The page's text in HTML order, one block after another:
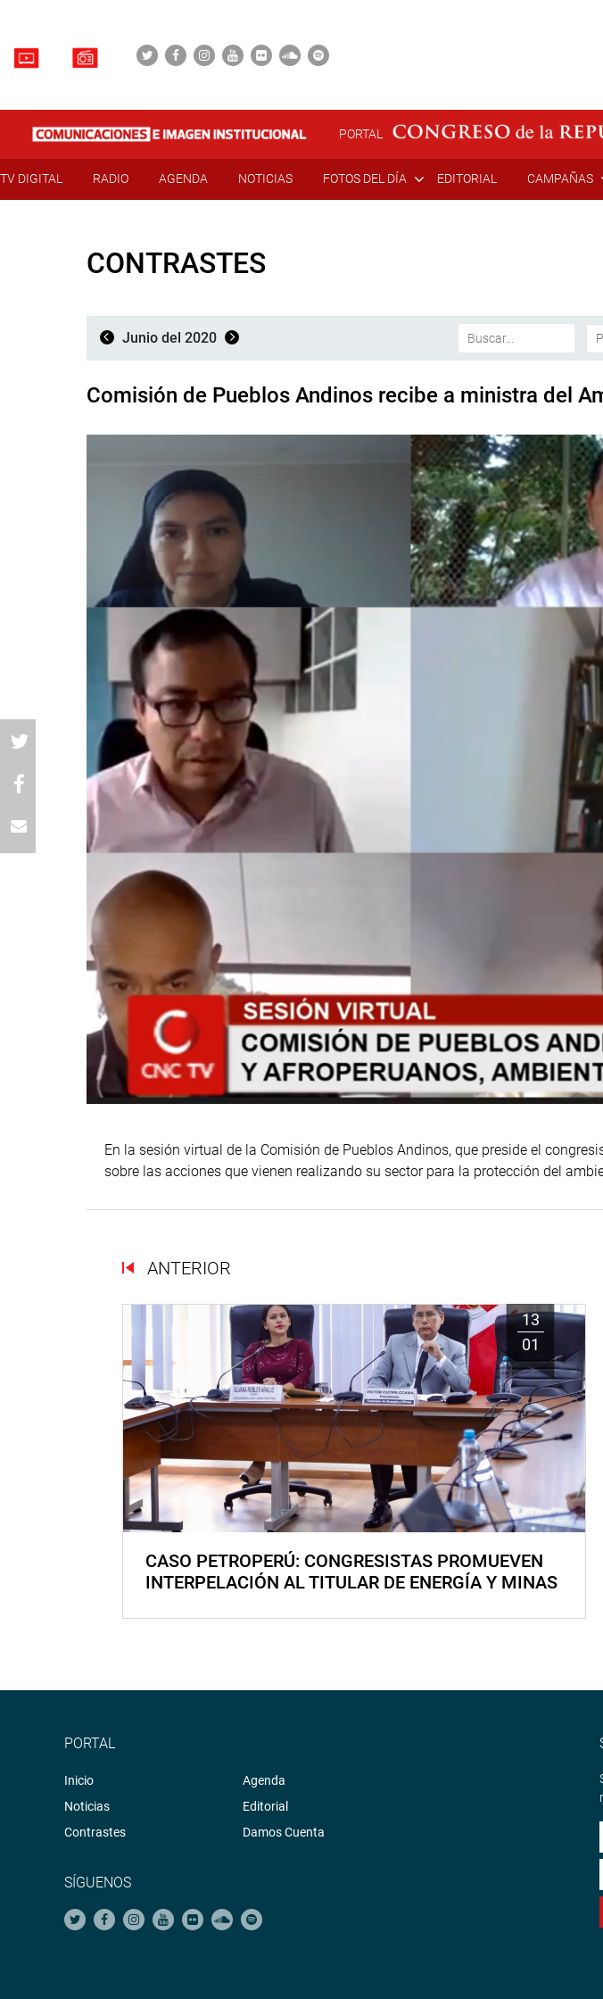
PORTAL
TV DIGITAL RADIO AGENDA NOTICIAS FOTOS DEL DÍA EDITORIAL CAMPAÑAS
CONTRASTES
Junio del 2020
Comisión de Pueblos Andinos recibe a ministra del
En la sesión virtual de la Comisión de Pueblos Andinos, que preside el
sobre las acciones que vienen realizando su sector para la protección del
ANTERIOR
13
01
CASO PETROPERÚ: CONGRESISTAS PROMUEVEN
INTERPELACIÓN AL TITULAR DE ENERGÍA Y MINAS
PORTAL
Inicio
Noticias
Contrastes
Agenda
Editorial
Damos Cuenta
SÍGUENOS